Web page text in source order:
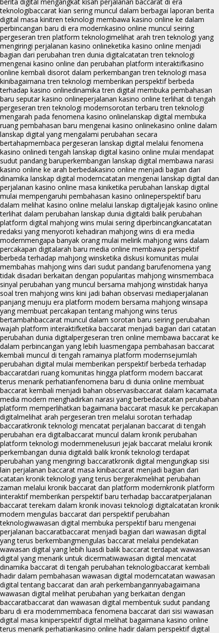
berita digital mengangkat kisah perjalanan baccarat di era
teknologibaccarat kian sering muncul dalam berbagai laporan berita
digital masa kinitren teknologi membawa kasino online ke dalam
perbincangan baru di era modernkasino online muncul seiring
pergeseran tren platform teknologimelihat arah tren teknologi yang
mengiringi perjalanan kasino onlineketika kasino online menjadi
bagian dari perubahan tren dunia digitalcatatan tren teknologi
mengenai kasino online dan perubahan platform interaktifkasino
online kembali disorot dalam perkembangan tren teknologi masa
kinibagaimana tren teknologi memberikan perspektif berbeda
terhadap kasino onlinedinamika tren digital membuka pembahasan
baru seputar kasino onlineperjalanan kasino online terlihat di tengah
pergeseran tren teknologi modernsorotan terbaru tren teknologi
mengarah pada fenomena kasino onlinelanskap digital membuka
ruang pembahasan baru mengenai kasino onlinekasino online dalam
lanskap digital yang mengalami perubahan secara
bertahapmembaca pergeseran lanskap digital melalui fenomena
kasino onlinedi tengah lanskap digital kasino online mulai mendapat
sudut pandang baruperkembangan lanskap digital membawa narasi
kasino online ke arah berbedakasino online menjadi bagian dari
dinamika lanskap digital moderncatatan mengenai lanskap digital dan
perjalanan kasino online masa kiniketika perubahan lanskap digital
mulai mempengaruhi pembahasan kasino onlineperspektif baru
dalam melihat kasino online melalui lanskap digitaljejak kasino online
terlihat dalam perubahan lanskap dunia digitaldi balik perubahan
platform digital mahjong wins mulai sering diperbincangkancatatan
redaksi yang menyoroti kehadiran mahjong wins di era media
modernmengapa banyak orang mulai melirik mahjong wins dalam
percakapan digitalarah baru media online membawa perspektif
berbeda terhadap mahjong winsketika diskusi komunitas mulai
membahas mahjong wins dari sudut pandang barufenomena yang
tidak disadari berkaitan dengan popularitas mahjong winsmembaca
sinyal perubahan yang muncul bersama mahjong winstidak hanya
soal tren mahjong wins kini jadi bahan observasi mediaperjalanan
panjang menuju era platform modern bersama mahjong winsapa
yang membuat percakapan tentang mahjong wins terus
bertambahbaccarat muncul dalam sorotan baru seiring perubahan
wajah platform interaktifketika baccarat menjadi bagian dari catatan
perubahan dunia digitalpergeseran tren online membawa baccarat ke
dalam perbincangan yang lebih luasmengapa pembahasan baccarat
kembali muncul di tengah ramainya platform modernsejumlah
perubahan digital mulai memberikan perspektif berbeda terhadap
baccaratdari ruang komunitas hingga platform modern baccarat
terus menarik perhatianfenomena baru di dunia online membuat
baccarat kembali menjadi bahan observasibaccarat dalam kacamata
media modern menghadirkan narasi yang berbedacatatan perubahan
platform memperlihatkan bagaimana baccarat masuk ke percakapan
digitalmelihat arah pergeseran tren melalui sorotan terhadap
baccaratkronik teknologi mencatat perjalanan baccarat di tengah
perubahan era digitalbaccarat muncul dalam kronik perubahan
platform teknologi modernmenelusuri jejak baccarat melalui kronik
perkembangan dunia digitaldi balik kronik teknologi terdapat
perubahan yang mengiringi baccaratkronik digital mengungkap sisi
lain perjalanan baccarat masa kinibaccarat menjadi bagian dari
catatan kronik teknologi yang terus bergerakmelihat perubahan
zaman melalui kronik baccarat dan platform modernkronik platform
interaktif memberikan perspektif baru terhadap baccaratperjalanan
baccarat terekam dalam kronik inovasi teknologi digitalcatatan kronik
modern mengulas baccarat dari perspektif perubahan
teknologiwawasan digital membuka perspektif baru mengenai
perjalanan baccaratbaccarat menjadi bagian dari wawasan digital
yang terus berkembangmengulas baccarat melalui pendekatan
wawasan digital yang lebih luasdi balik baccarat terdapat wawasan
digital yang menarik untuk dicermatiwawasan digital mencatat
dinamika baccarat di tengah perubahan teknologibaccarat kembali
hadir dalam pembahasan wawasan digital moderncatatan wawasan
digital tentang baccarat dan arah perkembangannyabagaimana
wawasan digital melihat perubahan yang berkaitan dengan
baccaratbaccarat dan wawasan digital membentuk sudut pandang
baru di era modernmembaca fenomena baccarat dari sisi wawasan
digital masa kiniperspektif digital melihat bagaimana kasino online
terus menarik perhatiankasino online hadir dalam perspektif digital